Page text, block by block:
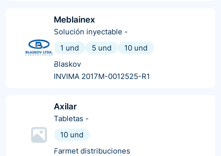
Meblainex
Solución inyectable -
1 und
5 und
10 und
Blaskov
INVIMA 2017M-0012525-R1
Axilar
Tabletas -
10 und
Farmet distribuciones